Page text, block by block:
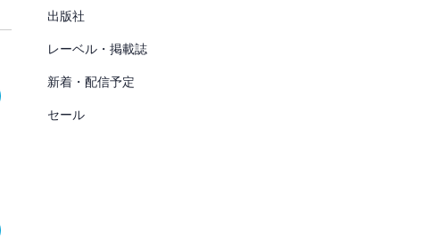
出版社
レーベル・掲載誌
新着・配信予定
セール